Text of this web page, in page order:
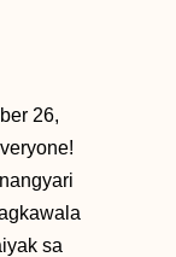
26,
sa